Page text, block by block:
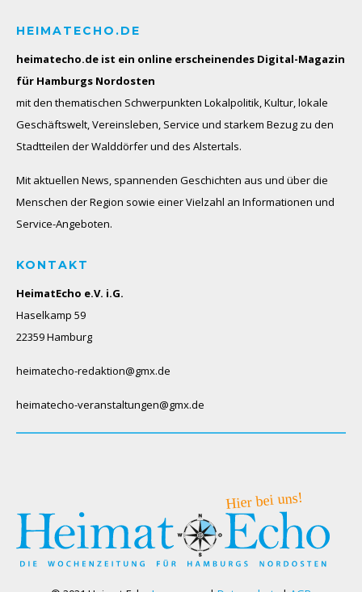
HEIMATECHO.DE
heimatecho.de ist ein online erscheinendes Digital-Magazin
für Hamburgs Nordosten
mit den thematischen Schwerpunkten Lokalpolitik, Kultur, lokale
Geschäftswelt, Vereinsleben, Service und starkem Bezug zu den
Stadtteilen der Walddörfer und des Alstertals.
Mit aktuellen News, spannenden Geschichten aus und über die
Menschen der Region sowie einer Vielzahl an Informationen und
Service-Angeboten.
KONTAKT
HeimatEcho e.V. i.G.
Haselkamp 59
22359 Hamburg
heimatecho-redaktion@gmx.de
heimatecho-veranstaltungen@gmx.de